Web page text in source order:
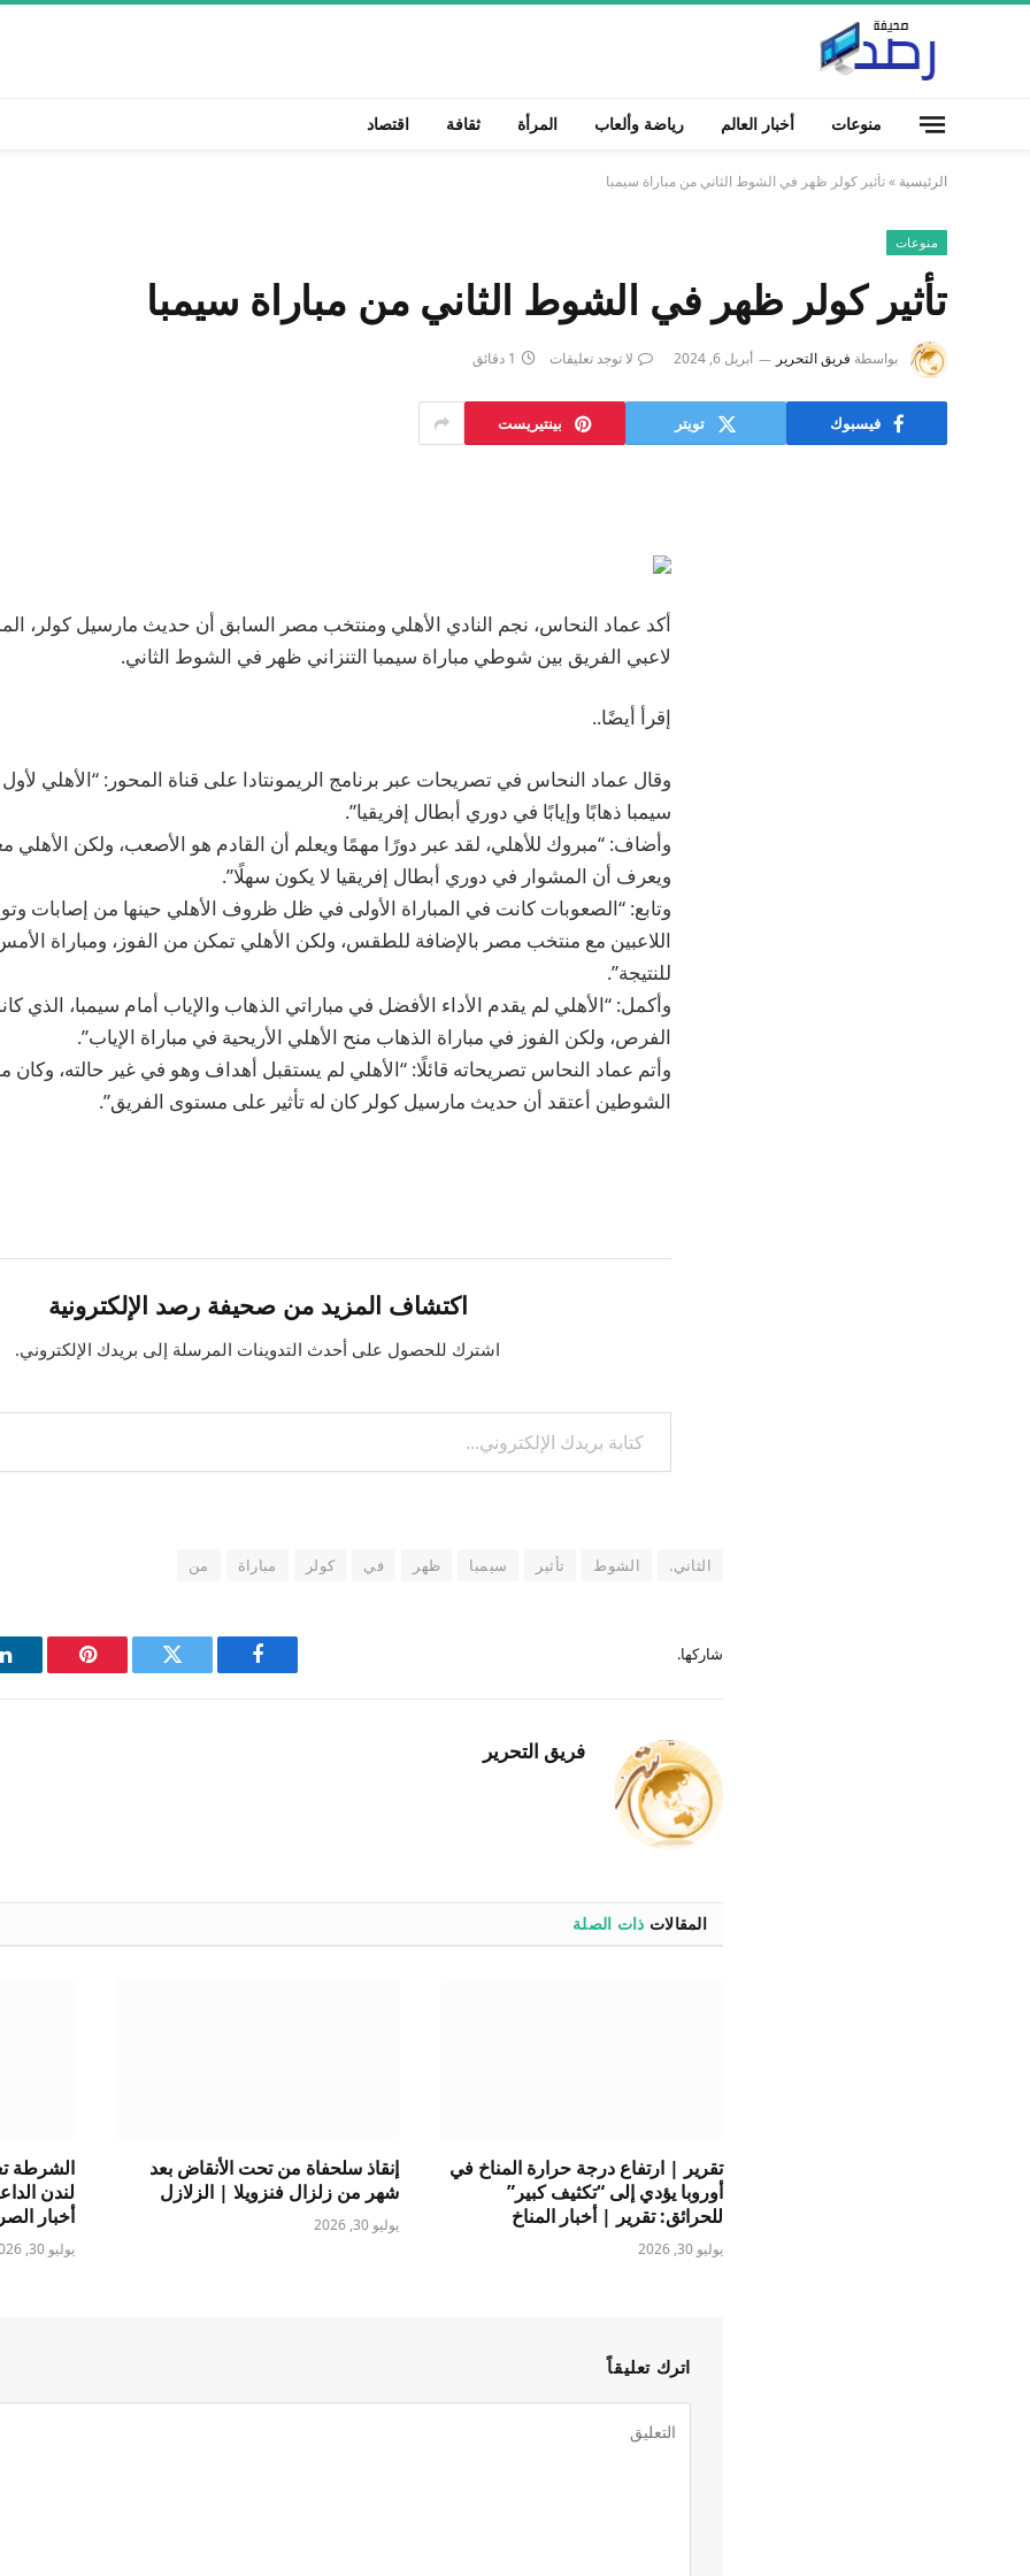
منوعات أخبار العالم رياضة وألعاب المرأة ثقافة اقتصاد
الرئيسية »تأثير كولر ظهر في الشوط الثاني من مباراة سيمبا
منوعات
تأثير كولر ظهر في الشوط الثاني من مباراة سيمبا
بواسطة فريق التحرير أبريل 6, 2024 لا توجد تعليقات 1 دقائق
فيسبوك تويتر بينتيريست
أكد عماد النحاس، نجم النادي الأهلي ومنتخب مصر السابق أن حديث مارسيل كولر،
لاعبي الفريق بين شوطي مباراة سيمبا التنزاني ظهر في الشوط الثاني.
إقرأ أيضًا..
وقال عماد النحاس في تصريحات عبر برنامج الريمونتادا على قناة المحور: “الأهلي
سيمبا ذهابًا وإيابًا في دوري أبطال إفريقيا”.
وأضاف: “مبروك للأهلي، لقد عبر دورًا مهمًا ويعلم أن القادم هو الأصعب، ولكن الأهلي
ويعرف أن المشوار في دوري أبطال إفريقيا لا يكون سهلًا”.
وتابع: “الصعوبات كانت في المباراة الأولى في ظل ظروف الأهلي حينها من إصابات
اللاعبين مع منتخب مصر بالإضافة للطقس، ولكن الأهلي تمكن من الفوز، ومباراة
للنتيجة”.
وأكمل: “الأهلي لم يقدم الأداء الأفضل في مباراتي الذهاب والإياب أمام سيمبا، الذي
الفرص، ولكن الفوز في مباراة الذهاب منح الأهلي الأريحية في مباراة الإياب”.
وأتم عماد النحاس تصريحاته قائلًا: “الأهلي لم يستقبل أهداف وهو في غير حالته،
الشوطين أعتقد أن حديث مارسيل كولر كان له تأثير على مستوى الفريق”.
اكتشاف المزيد من صحيفة رصد الإلكترونية
اشترك للحصول على أحدث التدوينات المرسلة إلى بريدك الإلكتروني.
كتابة بريدك الإلكتروني...
الثاني. الشوط تأثير سيمبا ظهر في كولر مباراة من
شاركها.
فيسبوك
تويتر بينتيريست
فريق التحرير
المقالات ذات الصلة
تقرير | ارتفاع درجة حرارة المناخ في
أوروبا يؤدي إلى “تكثيف كبير”
للحرائق: تقرير | أخبار المناخ
يوليو 30, 2026
إنقاذ سلحفاة من تحت الأنقاض بعد
شهر من زلزال فنزويلا | الزلازل
يوليو 30, 2026
الشرطة
لندن
أخبار
يوليو 30, 2026
اترك تعليقاً